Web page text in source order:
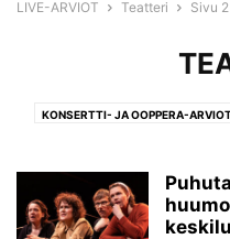
LIVE-ARVIOT Teatteri Sivu 2
KONSERTTI- JA OOPPERA-